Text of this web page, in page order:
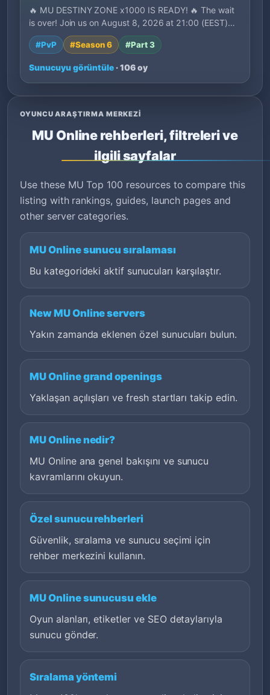
🔥 MU DESTINY ZONE x1000 IS READY! 🔥 The wait
is over! Join us on August 8, 2026 at 21:00 (EEST)…
#PvP #Season 6 #Part 3
Sunucuyu görüntüle · 106 oy
OYUNCU ARAŞTIRMA MERKEZI
MU Online rehberleri, filtreleri ve
ilgili sayfalar
Use these MU Top 100 resources to compare this
listing with rankings, guides, launch pages and
other server categories.
MU Online sunucu sıralaması
Bu kategorideki aktif sunucuları karşılaştır.
New MU Online servers
Yakın zamanda eklenen özel sunucuları bulun.
MU Online grand openings
Yaklaşan açılışları ve fresh startları takip edin.
MU Online nedir?
MU Online ana genel bakışını ve sunucu
kavramlarını okuyun.
Özel sunucu rehberleri
Güvenlik, sıralama ve sunucu seçimi için
rehber merkezini kullanın.
MU Online sunucusu ekle
Oyun alanları, etiketler ve SEO detaylarıyla
sunucu gönder.
Sıralama yöntemi